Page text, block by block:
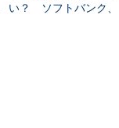
い？ ソフトバンク、